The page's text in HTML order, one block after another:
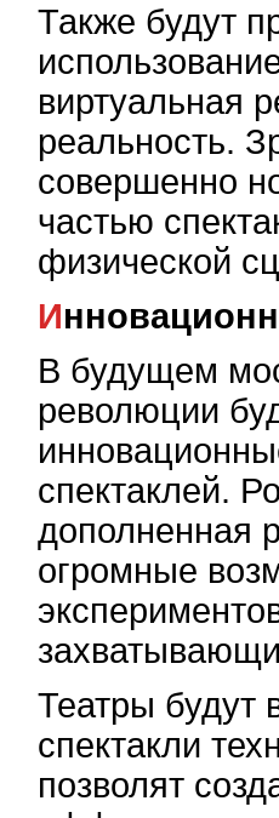
Также будут
виртуальная
реальность.
совершенно
частью
физической
В будущем
революции
спектаклей.
дополненная
огромные
Театры будут
спектакли
позволят